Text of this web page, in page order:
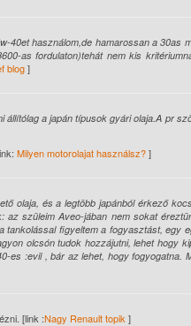
40et használom,de hamarossan a 30as
as fordulaton)tehát nem kis
blog]
a japán típusok gyári olaja.A pr
Milyen motorolajat használsz?]
olaja, és a legtöbb japánból érkező
az szüleim Aveo-jában nem sokat
figyeltem a fogyasztást, egy
olcsón tudok hozzájutni, lehet hogy
es :evil , bár az lehet, hogy fogyogatna.
[link :Nagy Renault topik ]